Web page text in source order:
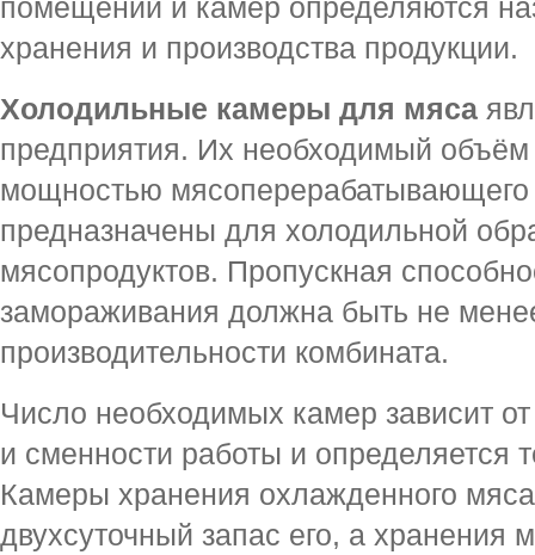
помещений и камер определяются
хранения и производства продукции.
Холодильные камеры для мяса
предприятия. Их необходимый объём
мощностью
предназначены для холодильной
мясопродуктов. Пропускная
замораживания должна быть не
производительности комбината.
Число необходимых камер зависит
и сменности работы и определяется
Камеры хранения охлажденного
двухсуточный запас его, а